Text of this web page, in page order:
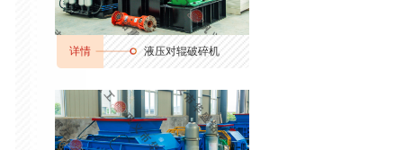
详情 液压对辊破碎机